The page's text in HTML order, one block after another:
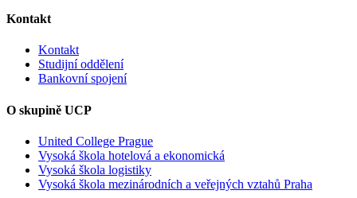
Kontakt
Kontakt
Studijní oddělení
Bankovní spojení
O skupině UCP
United College Prague
Vysoká škola hotelová a ekonomická
Vysoká škola logistiky
Vysoká škola mezinárodních a veřejných vztahů Praha